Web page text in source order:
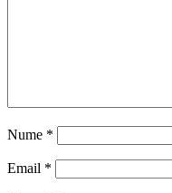
Nume *
Email *